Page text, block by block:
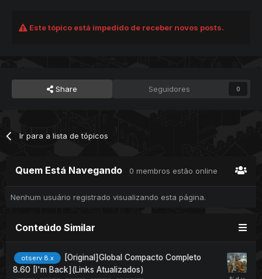
Este tópico está impedido de receber novos posts.
Share Seguidores 0
Ir para a lista de tópicos
Quem Está Navegando 0 membros estão online
Nenhum usuário registrado visualizando esta página.
Conteúdo Similar
otserv 8.x
[Original]Global Compacto Completo
8.60 [I'm Back](Links Atualizados)